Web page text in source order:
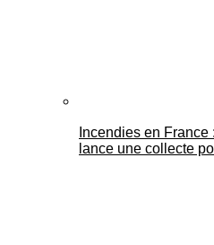
Incendies en
lance une collecte